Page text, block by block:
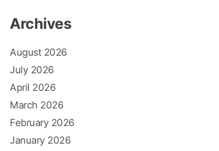
Archives
August 2026
July 2026
April 2026
March 2026
February 2026
January 2026